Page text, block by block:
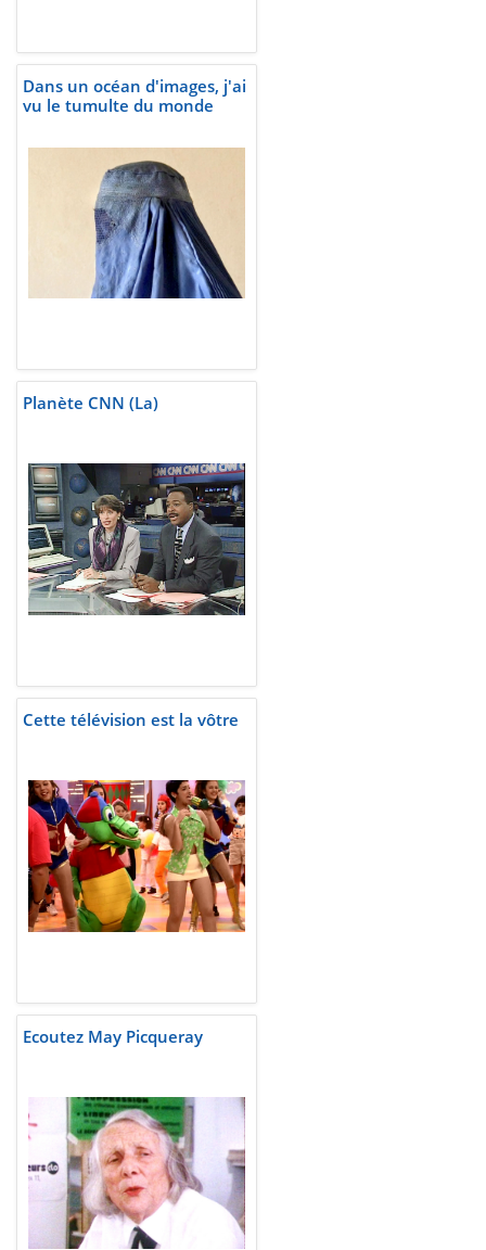
Dans un océan d'images, j'ai
vu le tumulte du monde
Planète CNN (La)
Cette télévision est la vôtre
Ecoutez May Picqueray